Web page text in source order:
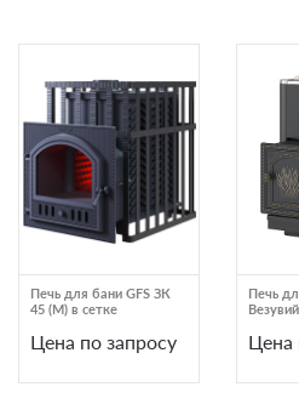
Печь для бани GFS ЗК
45 (М) в сетке
Цена по запросу
Печь
Цена